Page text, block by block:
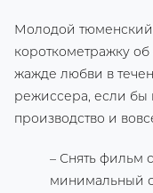
Молодой тюменский
короткометражку
жажде любви в
режиссера, если бы
производство и
– Снять фильм
минимальный